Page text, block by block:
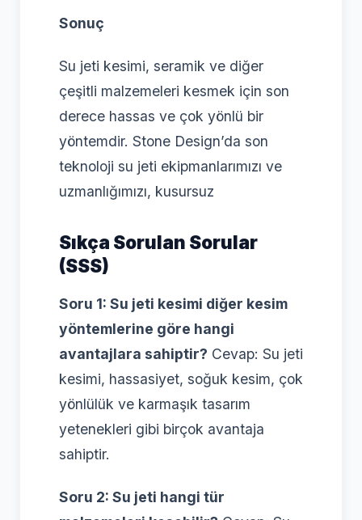
Sonuç
Su jeti kesimi, seramik ve diğer
çeşitli malzemeleri kesmek için son
derece hassas ve çok yönlü bir
yöntemdir. Stone Design’da son
teknoloji su jeti ekipmanlarımızı ve
uzmanlığımızı, kusursuz
Sıkça Sorulan Sorular
(SSS)
Soru 1: Su jeti kesimi diğer kesim
yöntemlerine göre hangi
avantajlara sahiptir? Cevap: Su jeti
kesimi, hassasiyet, soğuk kesim, çok
yönlülük ve karmaşık tasarım
yetenekleri gibi birçok avantaja
sahiptir.
Soru 2: Su jeti hangi tür